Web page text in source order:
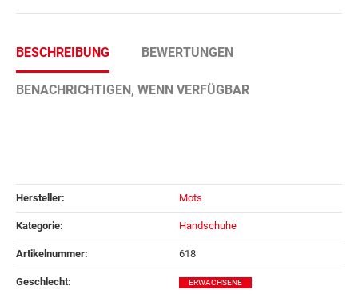
BESCHREIBUNG BEWERTUNGEN
BENACHRICHTIGEN, WENN VERFÜGBAR
Hersteller: Mots
Kategorie: Handschuhe
Artikelnummer: 618
Geschlecht‍: ERWACHSENE